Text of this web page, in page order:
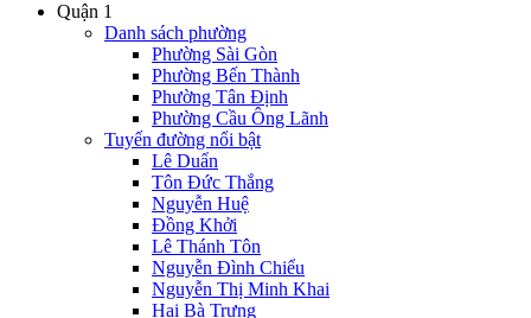
Quận 1
Danh sách phường
Phường Sài Gòn
Phường Bến Thành
Phường Tân Định
Phường Cầu Ông Lãnh
Tuyến đường nổi bật
Lê Duẩn
Tôn Đức Thắng
Nguyễn Huệ
Đồng Khởi
Lê Thánh Tôn
Nguyễn Đình Chiểu
Nguyễn Thị Minh Khai
Hai Bà Trưng